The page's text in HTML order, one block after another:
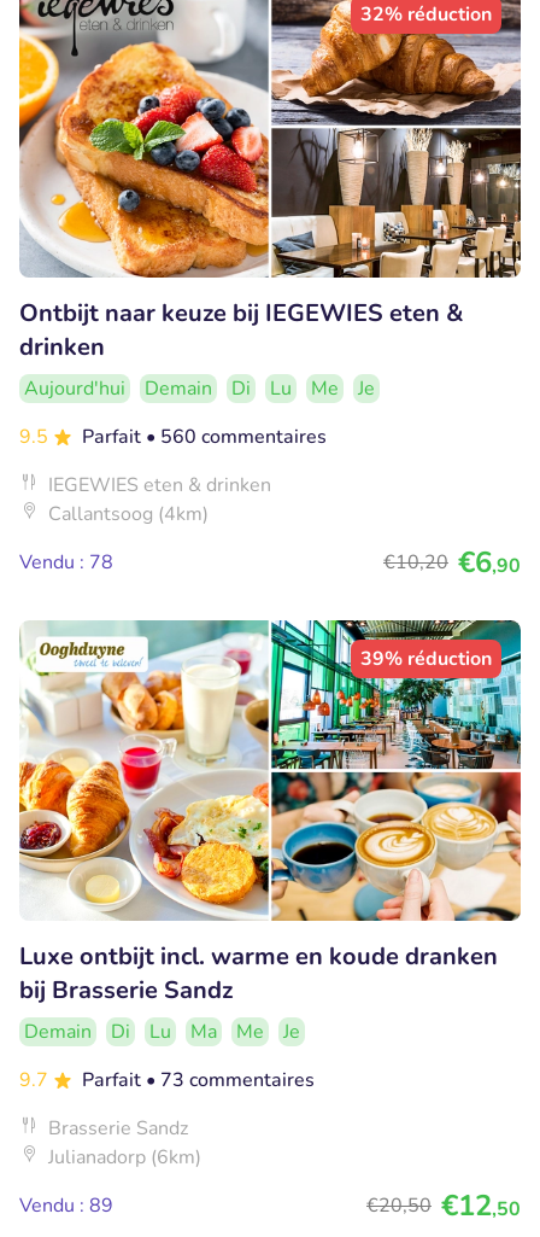
32% réduction
Ontbijt naar keuze bij IEGEWIES eten &
drinken
Aujourd'hui Demain Di Lu Me
Je
9.5
Parfait • 560 commentaires
IEGEWIES eten & drinken
Callantsoog (4km)
Vendu : 78
€10,20 €6,90
39% réduction
Luxe ontbijt incl. warme en koude dranken
bij Brasserie Sandz
Demain Di Lu Ma Me
Je
9.7
Parfait • 73 commentaires
Brasserie Sandz
Julianadorp (6km)
Vendu : 89
€20,50 €12,50